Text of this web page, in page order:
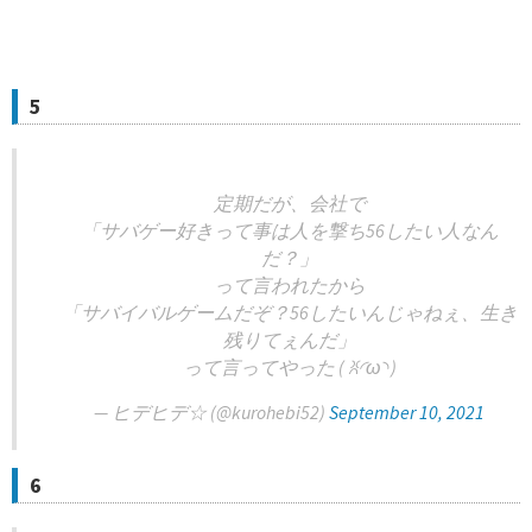
5
定期だが、会社で
「サバゲー好きって事は人を撃ち56したい人なん
だ？」
って言われたから
「サバイバルゲームだぞ？56したいんじゃねぇ、生き
残りてぇんだ」
って言ってやった ( ꐦ◜ω◝ )
— ヒデヒデ☆ (@kurohebi52) September 10, 2021
6